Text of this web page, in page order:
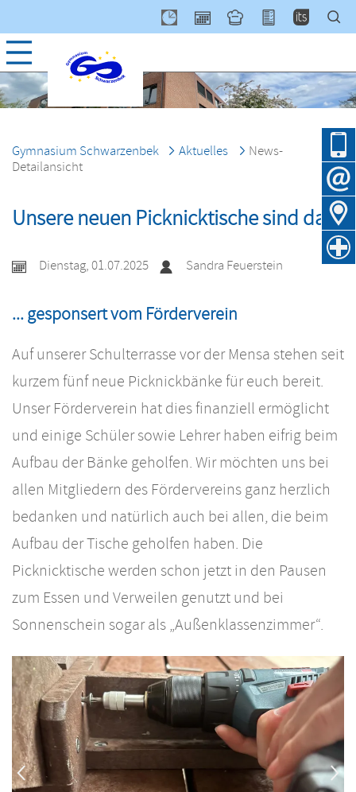
Gymnasium Schwarzenbek Aktuelles
News-
Detailansicht
Unsere neuen Picknicktische sind da!
Dienstag, 01.07.2025 Sandra Feuerstein
... gesponsert vom Förderverein
Auf unserer Schulterrasse vor der Mensa stehen seit
kurzem fünf neue Picknickbänke für euch bereit.
Unser Förderverein hat dies finanziell ermöglicht
und einige Schüler sowie Lehrer haben eifrig beim
Aufbau der Bänke geholfen. Wir möchten uns bei
allen Mitgliedern des Fördervereins ganz herzlich
bedanken und natürlich auch bei allen, die beim
Aufbau der Tische geholfen haben. Die
Picknicktische werden schon jetzt in den Pausen
zum Essen und Verweilen genutzt und bei
Sonnenschein sogar als „Außenklassenzimmer“.